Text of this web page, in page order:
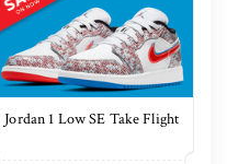
Jordan 1 Low SE Take Flight